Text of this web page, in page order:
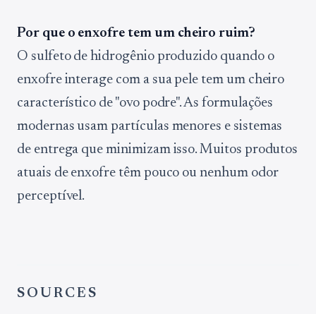
Por que o enxofre tem um cheiro ruim?
O sulfeto de hidrogênio produzido quando o
enxofre interage com a sua pele tem um cheiro
característico de "ovo podre". As formulações
modernas usam partículas menores e sistemas
de entrega que minimizam isso. Muitos produtos
atuais de enxofre têm pouco ou nenhum odor
perceptível.
SOURCES